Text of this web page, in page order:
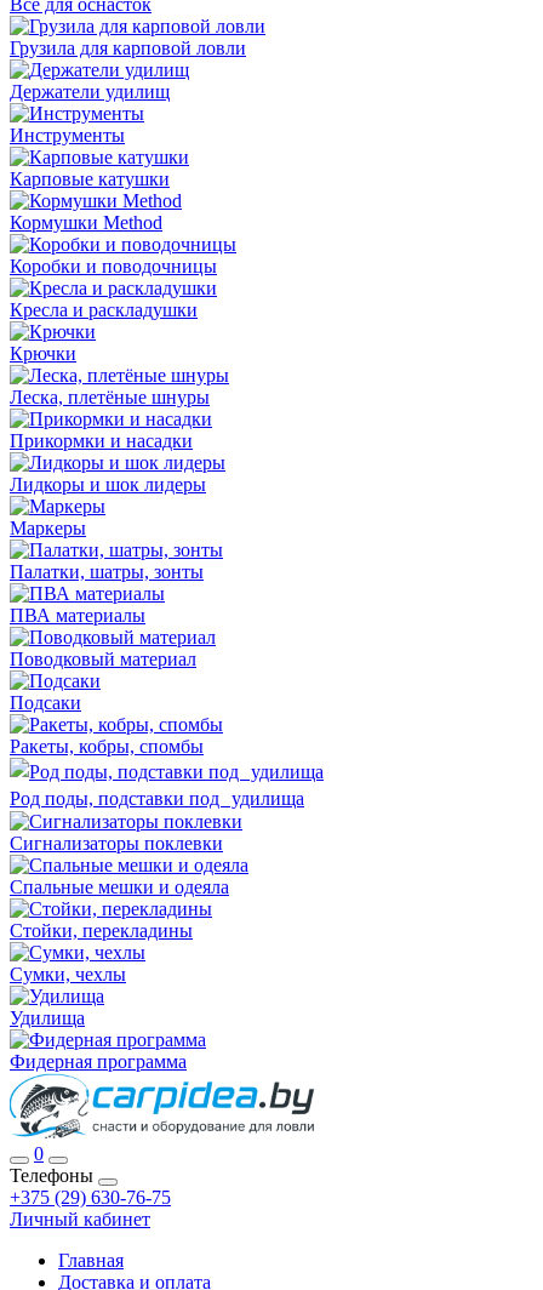
Все для оснасток
Грузила для карповой ловли
Держатели удилищ
Инструменты
Карповые катушки
Кормушки Method
Коробки и поводочницы
Кресла и раскладушки
Крючки
Леска, плетёные шнуры
Прикормки и насадки
Лидкоры и шок лидеры
Маркеры
Палатки, шатры, зонты
ПВА материалы
Поводковый материал
Подсаки
Ракеты, кобры, спомбы
Род поды, подставки под удилища
Сигнализаторы поклевки
Спальные мешки и одеяла
Стойки, перекладины
Сумки, чехлы
Удилища
Фидерная программа
0
Телефоны
+375 (29) 630-76-75
Личный кабинет
Главная
Доставка и оплата